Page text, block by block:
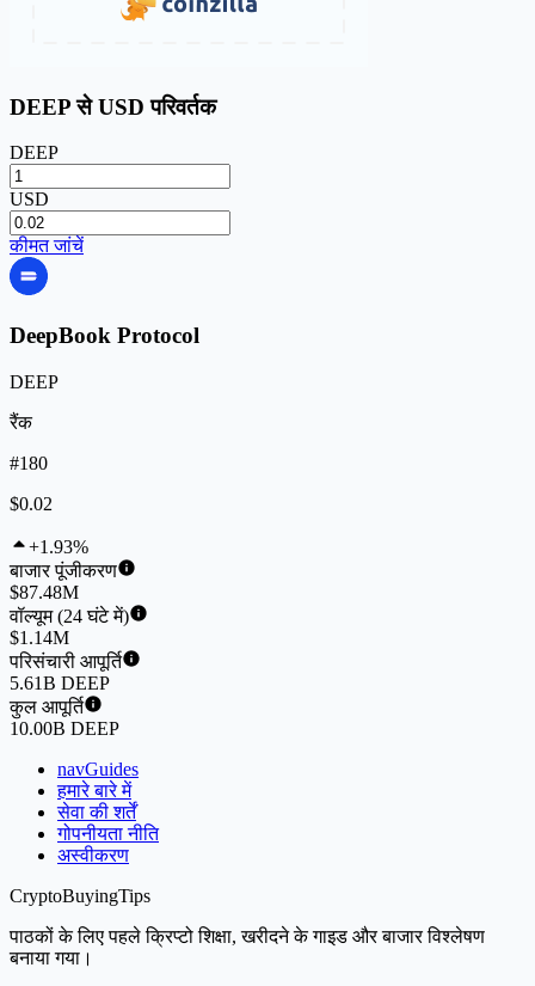
DEEP से USD परिवर्तक
DEEP
USD
कीमत जांचें
DeepBook Protocol
DEEP
रैंक
#180
$0.02
+1.93%
बाजार पूंजीकरण
$87.48M
वॉल्यूम (24 घंटे में)
$1.14M
परिसंचारी आपूर्ति
5.61B DEEP
कुल आपूर्ति
10.00B DEEP
navGuides
हमारे बारे में
सेवा की शर्तें
गोपनीयता नीति
अस्वीकरण
CryptoBuyingTips
पाठकों के लिए पहले क्रिप्टो शिक्षा, खरीदने के गाइड और बाजार विश्लेषण
बनाया गया।